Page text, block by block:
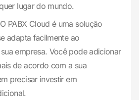
lugar do mundo.
O PABX Cloud é uma solução
adapta facilmente ao
empresa. Você pode adicionar
de acordo com a sua
precisar investir em